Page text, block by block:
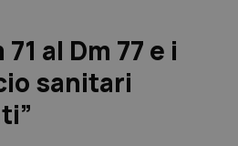
al Dm 77 e i
sanitari